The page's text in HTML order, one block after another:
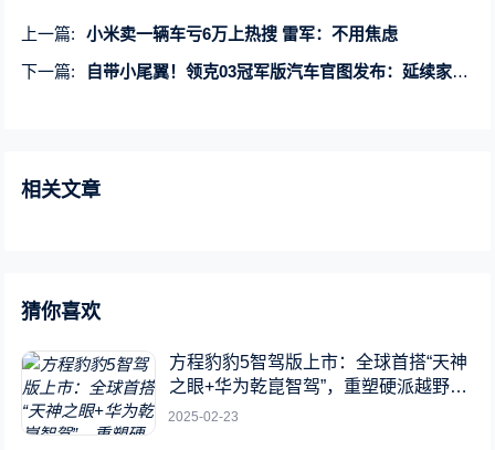
上一篇:
小米卖一辆车亏6万上热搜 雷军：不用焦虑
下一篇:
自带小尾翼！领克03冠军版汽车官图发布：延续家族式风格
相关文章
猜你喜欢
方程豹豹5智驾版上市：全球首搭“天神
之眼+华为乾崑智驾”，重塑硬派越野新
标杆
2025-02-23